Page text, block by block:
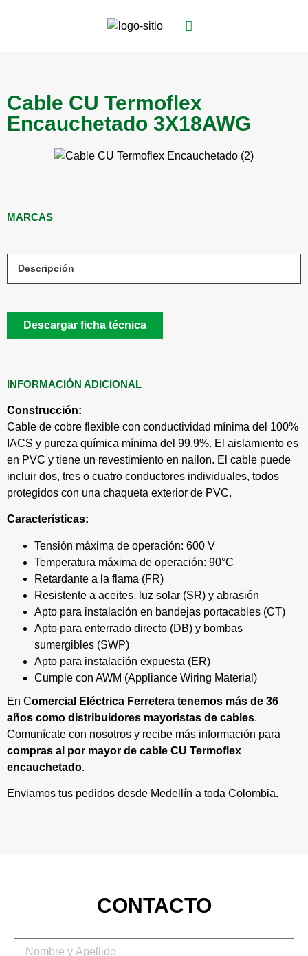
Cable CU Termoflex
Encauchetado 3X18AWG
MARCAS
Descripción
Descargar ficha técnica
INFORMACIÓN ADICIONAL
Construcción:
Cable de cobre flexible con conductividad mínima del 100%
IACS y pureza química mínima del 99,9%. El aislamiento es
en PVC y tiene un revestimiento en nailon. El cable puede
incluir dos, tres o cuatro conductores individuales, todos
protegidos con una chaqueta exterior de PVC.
Características:
Tensión máxima de operación: 600 V
Temperatura máxima de operación: 90°C
Retardante a la flama (FR)
Resistente a aceites, luz solar (SR) y abrasión
Apto para instalación en bandejas portacables (CT)
Apto para enterrado directo (DB) y bombas
sumergibles (SWP)
Apto para instalación expuesta (ER)
Cumple con AWM (Appliance Wiring Material)
En Comercial Eléctrica Ferretera tenemos más de 36
años como distribuidores mayoristas de cables.
Comunícate con nosotros y recibe más información para
compras al por mayor de cable CU Termoflex
encauchetado.
Enviamos tus pedidos desde Medellín a toda Colombia.
CONTACTO